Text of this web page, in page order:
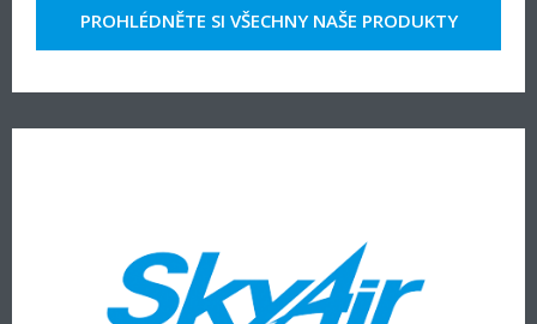
PROHLÉDNĚTE SI VŠECHNY NAŠE PRODUKTY